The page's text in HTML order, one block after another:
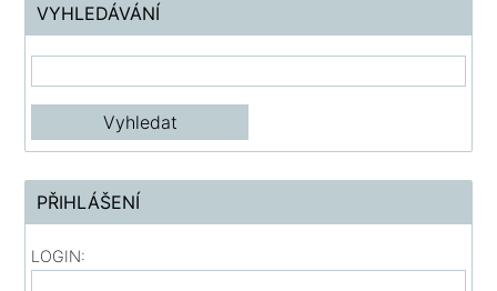
VYHLEDÁVÁNÍ
PŘIHLÁŠENÍ
LOGIN: